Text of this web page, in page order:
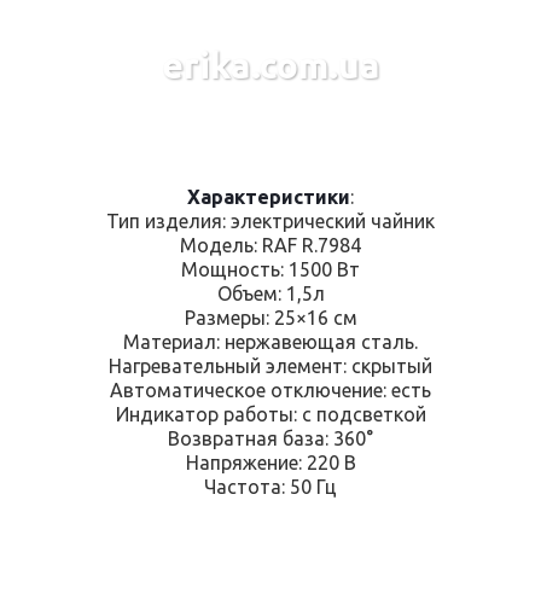
erika.com.ua
Характеристики:
Тип изделия: электрический чайник
Модель: RAF R.7984
Мощность: 1500 Вт
Объем: 1,5л
Размеры: 25×16 см
Материал: нержавеющая сталь.
Нагревательный элемент: скрытый
Автоматическое отключение: есть
Индикатор работы: с подсветкой
Возвратная база: 360°
Напряжение: 220 В
Частота: 50 Гц